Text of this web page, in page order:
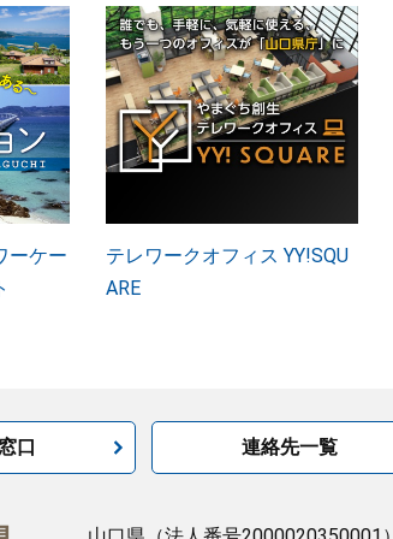
ーケー
テレワークオフィス YY!SQU
ARE
口 連絡先一覧